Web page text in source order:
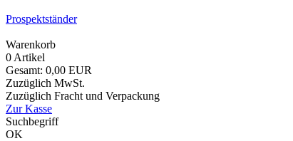
Prospektständer
Warenkorb
0 Artikel
Gesamt: 0,00 EUR
Zuzüglich MwSt.
Zuzüglich Fracht und Verpackung
Zur Kasse
Suchbegriff
OK